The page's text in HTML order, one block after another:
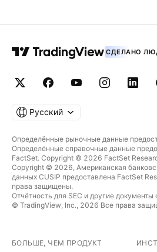
СДЕЛАНО
Русский
Определённые рыночные данные
Определённые справочные данные
FactSet. Copyright © 2026 FactSet
Copyright © 2026, Американская
данных CUSIP предоставлена FactSet
права защищены.
Отчётность для SEC и другие документы
© TradingView, Inc., 2026 Все права
БОЛЬШЕ, ЧЕМ ПРОДУКТ